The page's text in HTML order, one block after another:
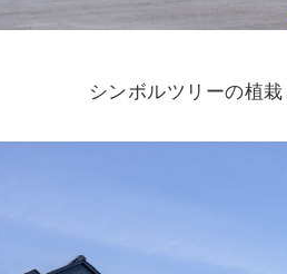
シンボルツリーの植栽